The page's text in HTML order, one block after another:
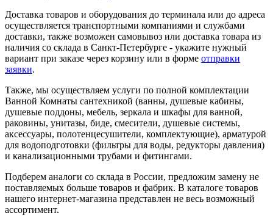
Доставка товаров и оборудования до терминала или до адреса
осуществляется транспортными компаниями и службами
доставки, также возможен самовывоз или доставка товара из
наличия со склада в Санкт-Петербурге - укажите нужный
вариант при заказе через корзину или в форме отправки
заявки.
Также, мы осуществляем услуги по полной комплектации
Ванной Комнаты сантехникой (ванны, душевые кабины,
душевые поддоны, мебель, зеркала и шкафы для ванной,
раковины, унитазы, биде, смесители, душевые системы,
аксессуары, полотенцесушители, комплектующие), арматурой
для водоподготовки (фильтры для воды, редукторы давления)
и канализационными трубами и фитингами.
Подберем аналоги со склада в России, предложим замену не
поставляемых больше товаров и фабрик. В каталоге товаров
нашего интернет-магазина представлен не весь возможный
ассортимент.